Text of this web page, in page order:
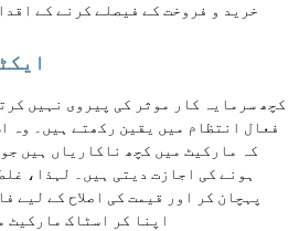
خرید و فروخت کے فیصلے کرنے کے
کچھ سرمایہ کار موثر کی پیروی نہیں
فعال انتظام میں یقین رکھتے ہیں۔ وہ
کہ مارکیٹ میں کچھ ناکاریاں ہیں
ہونے کی اجازت دیتی ہیں۔ لہذا،
پہچان کر اور قیمت کی اصلاح کے لیے
اپنا کر اسٹاک مارکیٹ